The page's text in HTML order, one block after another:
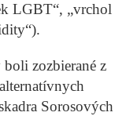
LGBT“, „vrchol
zozbierané z
Sorosových